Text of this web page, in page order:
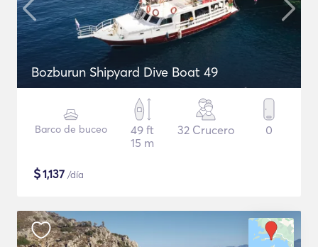
Bozburun Shipyard Dive Boat 49
Barco de buceo
49 ft
15 m
32 Crucero 0
$1,137 /día